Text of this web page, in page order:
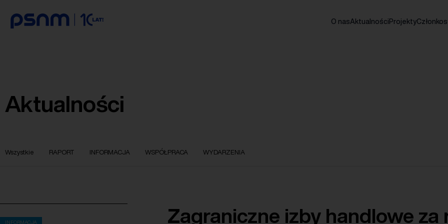
O nasAktualności Projekty
Aktualności
Wszystkie RAPORT INFORMACJA WSPÓŁPRACA WYDARZENIA
INFORMACJA
Zagraniczne izby handlowe za